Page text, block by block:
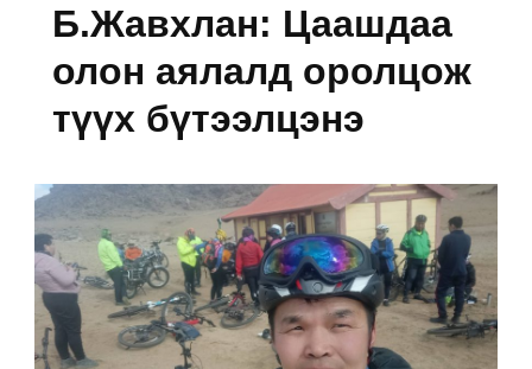
Б.Жавхлан: Цаашдаа
олон аялалд оролцож
түүх бүтээлцэнэ